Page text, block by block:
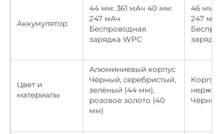
Аккумулятор
44 мм: 361 мАч 40 мм:
247 мАч
Беспроводная
зарядка WPC
46 мм:
247 мАч
Цвет и
материалы
Алюминиевый корпус
Чёрный, серебристый,
зелёный (44 мм),
розовое золото (40
мм)
Корпус